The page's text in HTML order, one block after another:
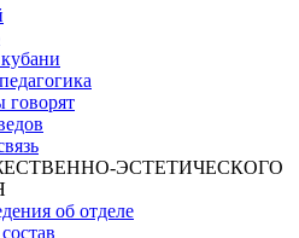
говорят
ЭСТЕТИЧЕСКОГО
об отделе